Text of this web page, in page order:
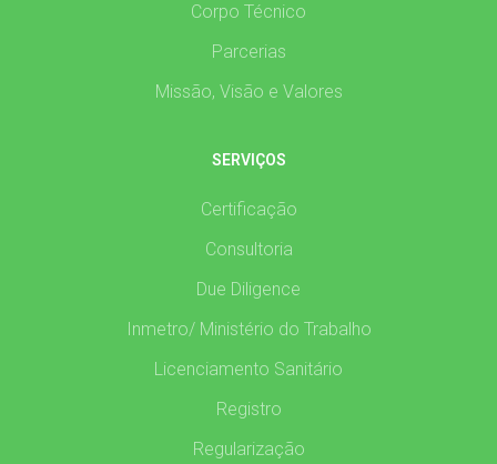
Corpo Técnico
Parcerias
Missão, Visão e Valores
SERVIÇOS
Certificação
Consultoria
Due Diligence
Inmetro/ Ministério do Trabalho
Licenciamento Sanitário
Registro
Regularização